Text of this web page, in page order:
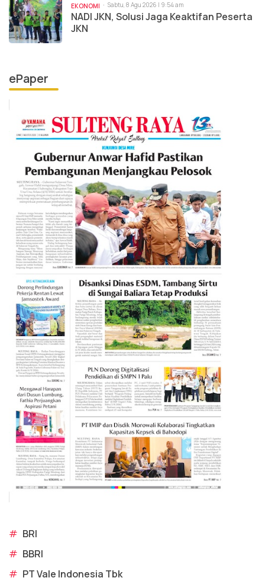
EKONOMI Sabtu, 8 Agu 2026 | 9:54 am
NADI JKN, Solusi Jaga Keaktifan Peserta
JKN
ePaper
# BRI
# BBRI
# PT Vale Indonesia Tbk